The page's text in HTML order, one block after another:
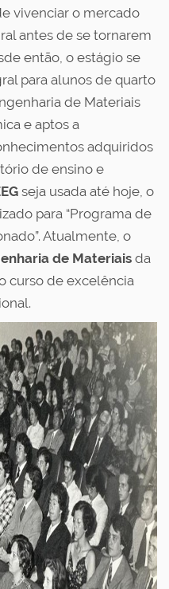
vivenciar o mercado
antes de se tornarem
então, o estágio se
para alunos de quarto
de Materiais
e aptos a
adquiridos
de ensino e
seja usada até hoje, o
para “Programa de
Atualmente, o
de Materiais da
curso de excelência